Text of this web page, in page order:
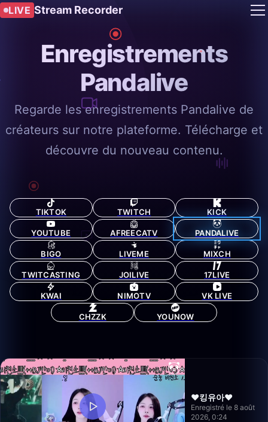
LIVE Stream Recorder
Enregistrements
Pandalive
Regarde les enregistrements Pandalive de
créateurs sur notre plateforme. Télécharge et
découvre du nouveau contenu.
TIKTOK TWITCH KICK
YOUTUBE AFREECATV PANDALIVE
BIGO LIVEME MIXCH
TWITCASTING JOILIVE 17LIVE
KWAI NIMOTV VK LIVE
CHZZK YOUNOW
❤️킹유아❤️
Enregistré le 8 août
2026, 0:24